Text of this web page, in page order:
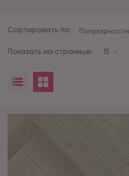
Сортировать по: Популярности
Показать на странице: 15